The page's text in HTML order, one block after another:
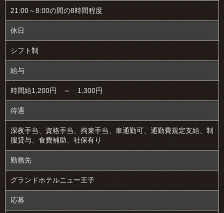
21:00～8:00の間の8時間程度
休日
シフト制
給与
時間給1,200円 ～ 1,300円
待遇
深夜手当、資格手当、拘束手当、車通勤可、通勤費規定支給、制
服貸与、食費補助、社保有り
勤務先
グランドホテルニュー王子
応募